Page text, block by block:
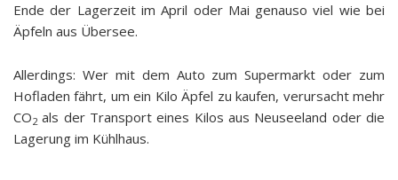
Ende der Lagerzeit im April oder Mai genauso viel wie bei
Äpfeln aus Übersee.
Allerdings: Wer mit dem Auto zum Supermarkt oder zum
Hofladen fährt, um ein Kilo Äpfel zu kaufen, verursacht mehr
CO2 als der Transport eines Kilos aus Neuseeland oder die
Lagerung im Kühlhaus.